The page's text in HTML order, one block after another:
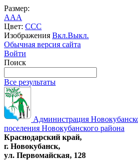
Размер:
AAA
Цвет: CCC
Изображения Вкл.Выкл.
Обычная версия сайта
Войти
Поиск
Все результаты
Администрация
поселения Новокубанского района
Краснодарский край,
г. Новокубанск,
ул. Первомайская, 128